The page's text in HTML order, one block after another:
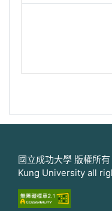
國立成功大學 版權所
Kung University all